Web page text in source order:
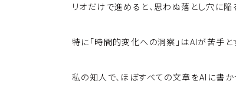
リオだけで進めると、思わぬ落とし穴に陥
特に「時間的変化への洞察」はAIが苦手
私の知人で、ほぼすべての文章をAIに書